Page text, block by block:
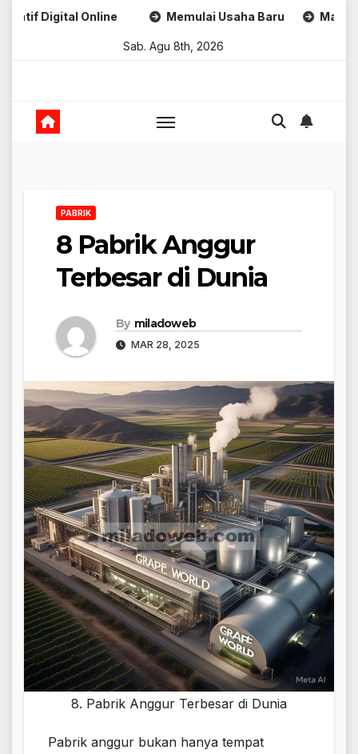
Skip
Memulai Usaha Baru Marketing Untuk Bisnis
Sab. Agu 8th, 2026
PABRIK
8 Pabrik Anggur
Terbesar di Dunia
By miladoweb
MAR 28, 2025
8. Pabrik Anggur Terbesar di Dunia
Pabrik anggur bukan hanya tempat